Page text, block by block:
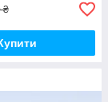
₴